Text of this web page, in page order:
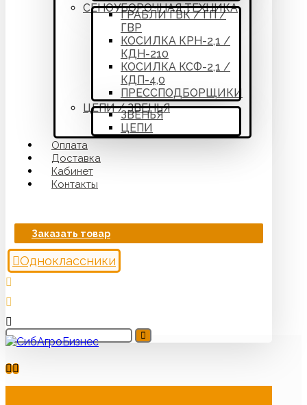
СЕНОУБОРОЧНАЯ ТЕХНИКА
ГРАБЛИ ГВК / ГП /
ГВР
КОСИЛКА КРН-2,1 /
КДН-210
КОСИЛКА КСФ-2,1 /
КДП-4,0
ПРЕССПОДБОРЩИКИ
ЦЕПИ / ЗВЕНЬЯ
ЗВЕНЬЯ
ЦЕПИ
Оплата
Доставка
Кабинет
Контакты
Заказать товар
Одноклассники